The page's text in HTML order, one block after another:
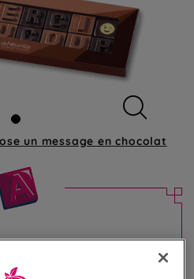
un message en chocolat
- "Merci Beaucoup"
unique et gourmand